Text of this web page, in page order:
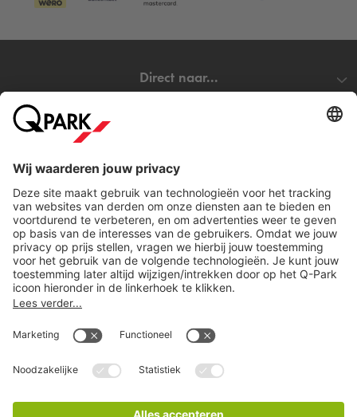
Direct naar...
Copyright
Privacy statement